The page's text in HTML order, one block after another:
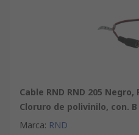
Cable RND RND 205
Cloruro de polivinilo, con.
Marca: RND